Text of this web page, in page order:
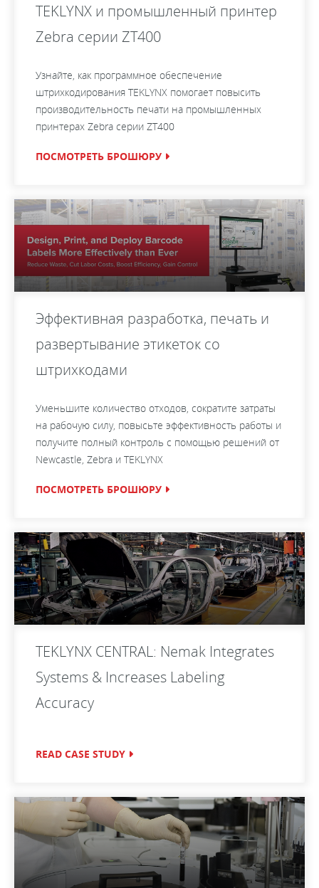
TEKLYNX и промышленный принтер
Zebra серии ZT400
Узнайте, как программное обеспечение
штрихкодирования TEKLYNX помогает повысить
производительность печати на промышленных
принтерах Zebra серии ZT400
ПОСМОТРЕТЬ БРОШЮРУ
Эффективная разработка, печать и
развертывание этикеток со
штрихкодами
Уменьшите количество отходов, сократите затраты
на рабочую силу, повысьте эффективность работы и
получите полный контроль с помощью решений от
Newcastle, Zebra и TEKLYNX
ПОСМОТРЕТЬ БРОШЮРУ
TEKLYNX CENTRAL: Nemak Integrates
Systems & Increases Labeling
Accuracy
READ CASE STUDY